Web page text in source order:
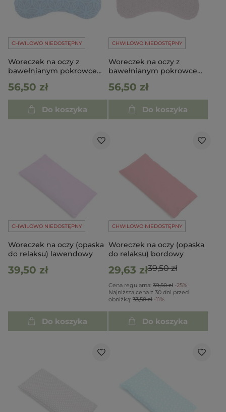
CHWILOWO NIEDOSTĘPNY
Woreczek na oczy z
bawełnianym pokrowcem
56,50 zł
Do koszyka
CHWILOWO NIEDOSTĘPNY
Woreczek na oczy z
bawełnianym pokrowcem
56,50 zł
Do koszyka
CHWILOWO NIEDOSTĘPNY
Woreczek na oczy (opaska
do relaksu) lawendowy
39,50 zł
Do koszyka
CHWILOWO NIEDOSTĘPNY
Woreczek na oczy (opaska
do relaksu) bordowy
29,63 zł39,50 zł
Cena regularna: 39,50 zł -25%
Najniższa cena z 30 dni przed
obniżką: 33,58 zł -11%
Do koszyka